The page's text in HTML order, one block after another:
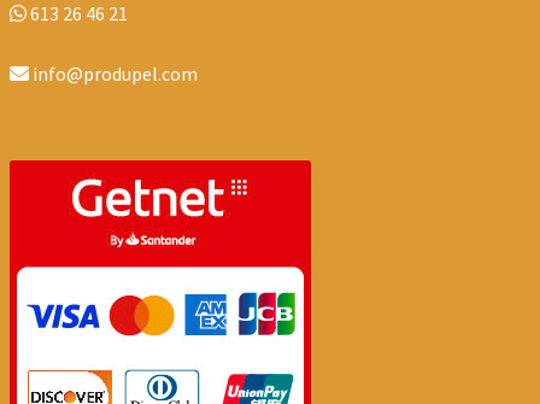
613 26 46 21
info@produpel.com